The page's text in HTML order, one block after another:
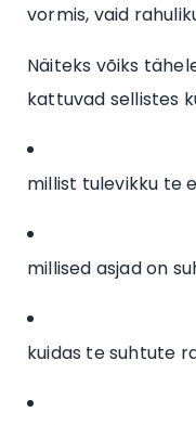
vormis, vaid
Näiteks võiks
kattuvad sellistes
millist tulevikku te
millised asjad on
kuidas te suhtute